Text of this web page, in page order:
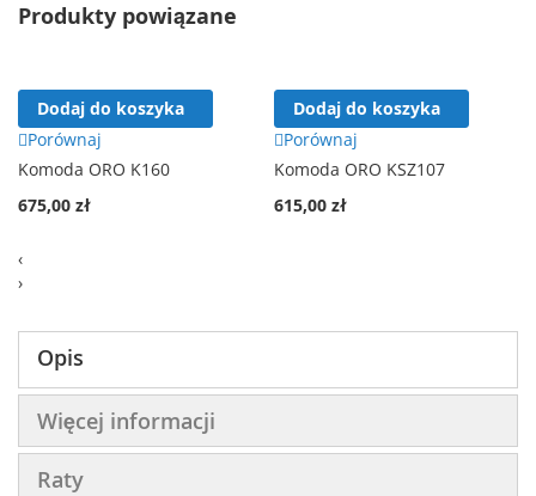
Produkty powiązane
Dodaj do koszyka
Porównaj
Komoda ORO K160
675,00 zł
Dodaj do koszyka
Porównaj
Komoda ORO KSZ107
615,00 zł
‹
›
Opis
Więcej informacji
Raty